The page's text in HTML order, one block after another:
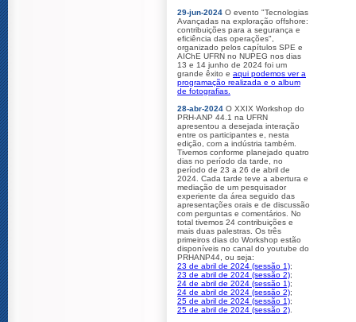
29-jun-2024 O evento "Tecnologias
Avançadas na exploração offshore:
contribuições para a segurança e
eficiência das operações",
organizado pelos capítulos SPE e
AIChE UFRN no NUPEG nos dias
13 e 14 junho de 2024 foi um
grande êxito e aqui podemos ver a
programação realizada e o album
de fotografias.
28-abr-2024 O XXIX Workshop do
PRH-ANP 44.1 na UFRN
apresentou a desejada interação
entre os participantes e, nesta
edição, com a indústria também.
Tivemos conforme planejado quatro
dias no período da tarde, no
período de 23 a 26 de abril de
2024. Cada tarde teve a abertura e
mediação de um pesquisador
experiente da área seguido das
apresentações orais e de discussão
com perguntas e comentários. No
total tivemos 24 contribuições e
mais duas palestras. Os três
primeiros dias do Workshop estão
disponíveis no canal do youtube do
PRHANP44, ou seja:
23 de abril de 2024 (sessão 1);
23 de abril de 2024 (sessão 2);
24 de abril de 2024 (sessão 1);
24 de abril de 2024 (sessão 2);
25 de abril de 2024 (sessão 1);
25 de abril de 2024 (sessão 2)